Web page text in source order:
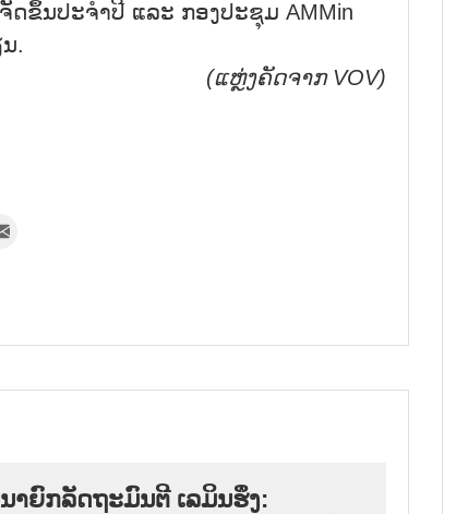
ຂຶ້ນປະຈຳປີ ແລະ ກອງປະຊຸມ AMMin
.
(ແຫຼ່ງຄັດຈາກ VOV)
າຍົກລັດຖະມົນຕີ ເລມິນຮຶງ: